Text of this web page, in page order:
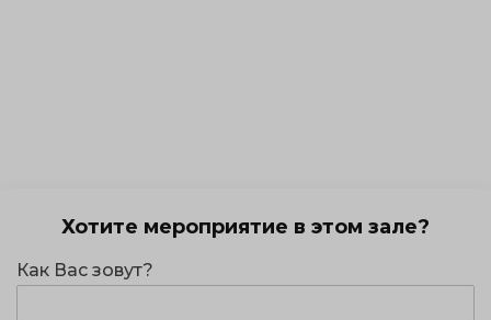
Хотите мероприятие в этом зале?
Как Вас зовут?